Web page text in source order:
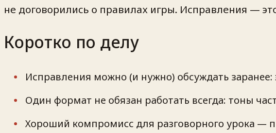
не договорились о правилах игры. Исправления —
Коротко по делу
Исправления можно (и нужно) обсуждать
Один формат не обязан работать всегда: тоны
Хороший компромисс для разговорного урока —